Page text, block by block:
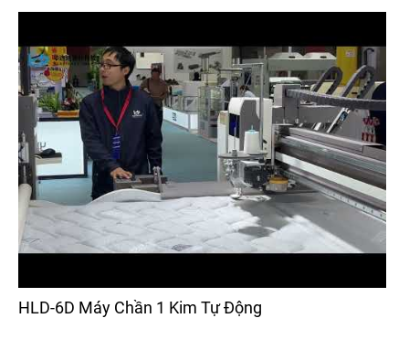
HLD-6D Máy Chần 1 Kim Tự Động